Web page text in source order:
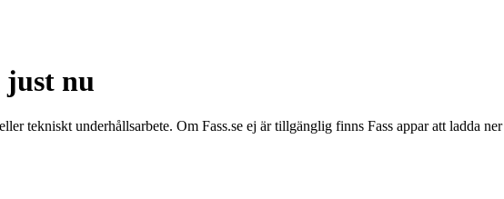
just nu
tekniskt underhållsarbete. Om Fass.se ej är tillgänglig finns Fass appar att ladda